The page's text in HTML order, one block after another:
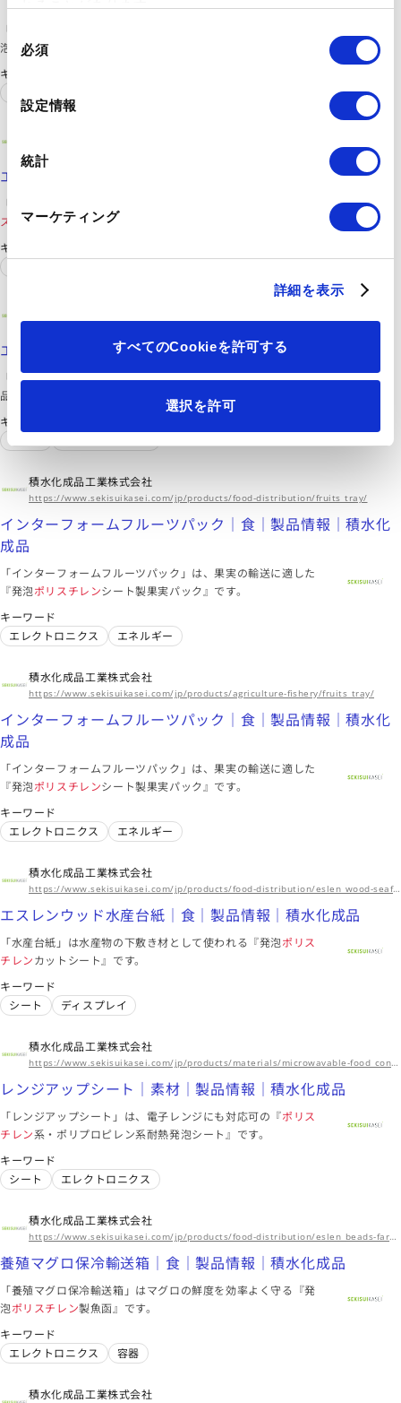
れることがあります。
同
意
の
必須
設定情報
統計
マーケティング
詳細を表示
すべてのCookieを許可する
選択を許可
「エスレンシート RNW」は、『再生樹脂を使用した押出法発
泡
ポリスチレン
キーワード
https://www.sekisuikasei.com/jp/products/materials/eslen_sheet/
エスレンシート｜素材｜製品情報｜積水化成品
「エスレンシート」は、食品容器として使用される『発泡
スチレンシート（PSP）』です。
キーワード
https://www.sekisuikasei.com/jp/products/materials/eslen_wood/
エスレンウッド｜素材｜製品情報｜積水化成品
「エスレンウッド」は、『発泡ポリスチレンシートの板状成形
品』です。
キーワード
積水化成品工業株式会社
https://www.sekisuikasei.com/jp/products/food-distribution/fruits_tray/
インターフォームフルーツパック｜食｜製品情報｜積水化
成品
「インターフォームフルーツパック」は、果実の輸送に適した
『発泡ポリスチレンシート製果実パック』です。
キーワード
エレクトロニクス
エネルギー
積水化成品工業株式会社
https://www.sekisuikasei.com/jp/products/agriculture-fishery/fruits_tray/
インターフォームフルーツパック｜食｜製品情報｜積水化
成品
「インターフォームフルーツパック」は、果実の輸送に適した
『発泡ポリスチレンシート製果実パック』です。
キーワード
エレクトロニクス
エネルギー
積水化成品工業株式会社
https://www.sekisuikasei.com/jp/products/food-distribution/eslen_wood-seafood_plate/
エスレンウッド水産台紙｜食｜製品情報｜積水化成品
「水産台紙」は水産物の下敷き材として使われる『発泡ポリス
チレンカットシート』です。
キーワード
シート
ディスプレイ
積水化成品工業株式会社
https://www.sekisuikasei.com/jp/products/materials/microwavable-food_container/
レンジアップシート｜素材｜製品情報｜積水化成品
「レンジアップシート」は、電子レンジにも対応可の『ポリス
チレン系・ポリプロピレン系耐熱発泡シート』です。
キーワード
シート
エレクトロニクス
積水化成品工業株式会社
https://www.sekisuikasei.com/jp/products/food-distribution/eslen_beads-farm_raised_tuna_box/
養殖マグロ保冷輸送箱｜食｜製品情報｜積水化成品
「養殖マグロ保冷輸送箱」はマグロの鮮度を効率よく守る『発
泡ポリスチレン製魚函』です。
キーワード
エレクトロニクス
容器
積水化成品工業株式会社